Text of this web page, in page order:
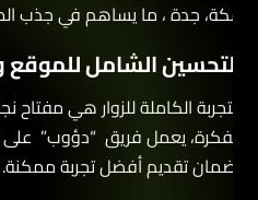
جدة ، ما يساهم في جذب
الشامل للموقع
الكاملة للزوار هي مفتاح
يعمل فريق “دؤوب” على
تقديم أفضل تجربة ممكنة.